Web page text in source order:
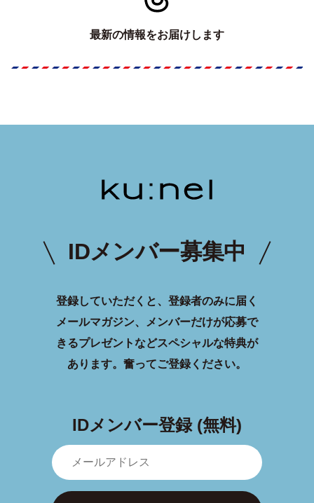
最新の情報をお届けします
IDメンバー募集中
登録していただくと、登録者のみに届く
メールマガジン、メンバーだけが応募で
きるプレゼントなどスペシャルな特典が
あります。 奮ってご登録ください。
IDメンバー登録 (無料)